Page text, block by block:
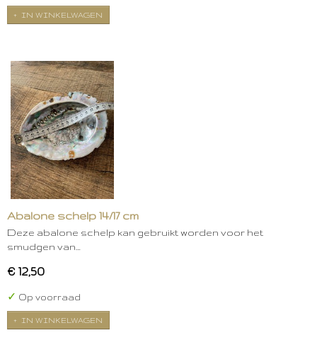
IN WINKELWAGEN
Abalone schelp 14/17 cm
Deze abalone schelp kan gebruikt worden voor het
smudgen van…
€ 12,50
✓ Op voorraad
IN WINKELWAGEN